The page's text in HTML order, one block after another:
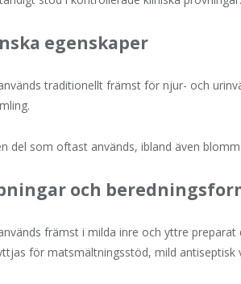
egenskaper
traditionellt främst för njur- och
del som oftast används, ibland även
och
främst i milda inre och yttre
för matsmältningsstöd, mild antiseptisk